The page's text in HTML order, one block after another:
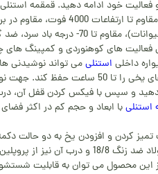
فعالیت خود ادامه دهید. قمقمه
فعالیت های کوهنوردی و کمپینگ های
داخلی استنلی
دمای نوشیدنی های یخی را تا 50
دهید و سپس با فیکس کردن قفل آن،
استنلیبا ابعاد و حجم کم در اکثر
کردن و افزودن یخ به دو حالت
این محصول می توان به قابلیت